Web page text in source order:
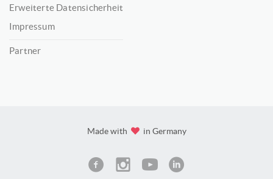
Erweiterte Datensicherheit
Impressum
Partner
Made with in Germany